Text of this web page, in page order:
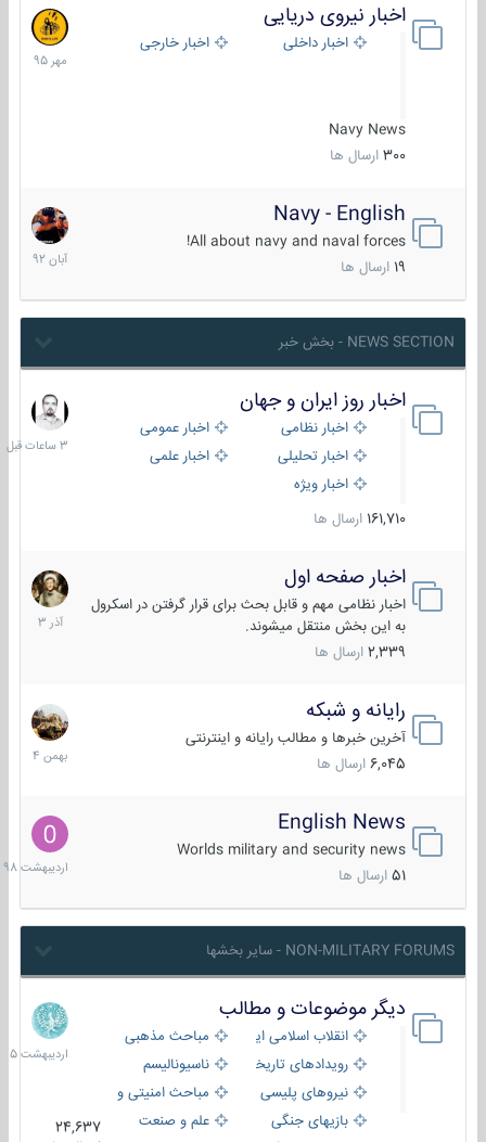
اخبار نیروی دریایی
اخبار داخلی اخبار خارجی
Navy News
300 ارسال ها
27
مهر
Navy - English
All about navy and naval forces!
19 ارسال ها
22
آبان
NEWS SECTION - بخش خبر
اخبار روز ایران و جهان
اخبار نظامی
اخبار عمومی
اخبار تحلیلی
اخبار علمی
اخبار ویژه
161,710 ارسال ها
3
قبل
اخبار صفحه اول
اخبار نظامی مهم و قابل بحث برای قرار گرفتن در اسکرول
به این بخش منتقل میشوند.
2,339 ارسال ها
7
آذر
رایانه و شبکه
آخرین خبرها و مطالب رایانه و اینترنتی
6,045 ارسال ها
30
بهمن
English News
Worlds military and security news
51 ارسال ها
10
1398
NON-MILITARY FORUMS - سایر بخشها
دیگر موضوعات و مطالب
انقلاب اسلامی ایران
مباحث مذهبی
رویدادهای تاریخی و مذهبیناسیونالیسم
نیروهای پلیسی
مباحث امنیتی و اطلاعاتی
بازیهای جنگی
علم و صنعت
24,637
8
1405